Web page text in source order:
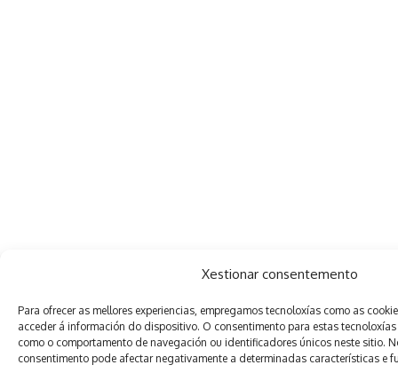
Xestionar consentemento
Para ofrecer as mellores experiencias, empregamos tecnoloxías como as
acceder á información do dispositivo. O consentimento para estas
como o comportamento de navegación ou identificadores únicos neste sitio.
consentimento pode afectar negativamente a determinadas características e